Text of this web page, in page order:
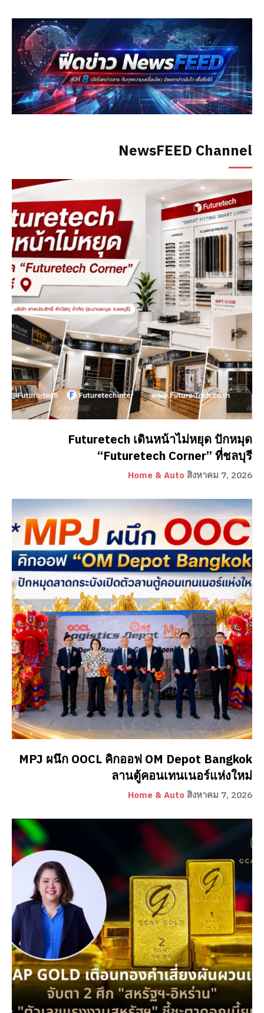
NewsFEED Channel
Futuretech เดินหน้าไม่หยุด ปักหมุด
“Futuretech Corner” ที่ชลบุรี
Home & Auto สิงหาคม 7, 2026
MPJ ผนึก OOCL คิกออฟ OM Depot Bangkok
ลานตู้คอนเทนเนอร์แห่งใหม่
Home & Auto สิงหาคม 7, 2026